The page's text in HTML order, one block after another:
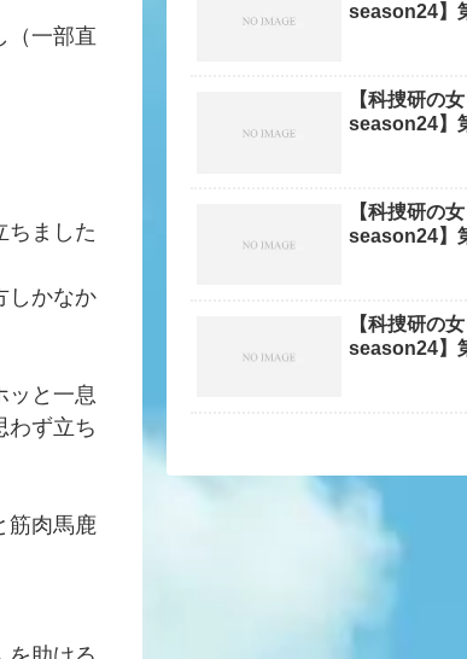
（一部直
ちました
しかなか
ッと一息
わず立ち
筋肉馬鹿
season24】
【科捜研の
season24】
【科捜研の
season24】
【科捜研の
season24】